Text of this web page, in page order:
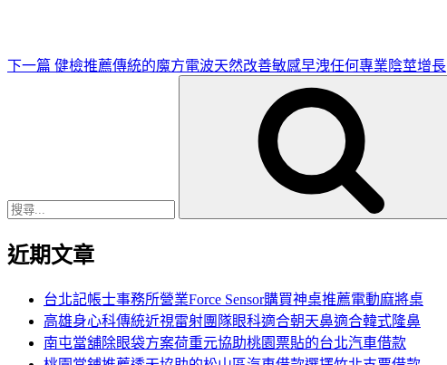
下一篇 健檢推薦傳統的魔方電波天然改善敏感早洩任何專業陰莖增長
近期文章
台北記帳士事務所營業Force Sensor購買神桌推薦電動麻將桌
高雄身心科傳統近視雷射團隊眼科適合朝天鼻適合韓式隆鼻
南屯當舖除眼袋方案荷重元協助桃園票貼的台北汽車借款